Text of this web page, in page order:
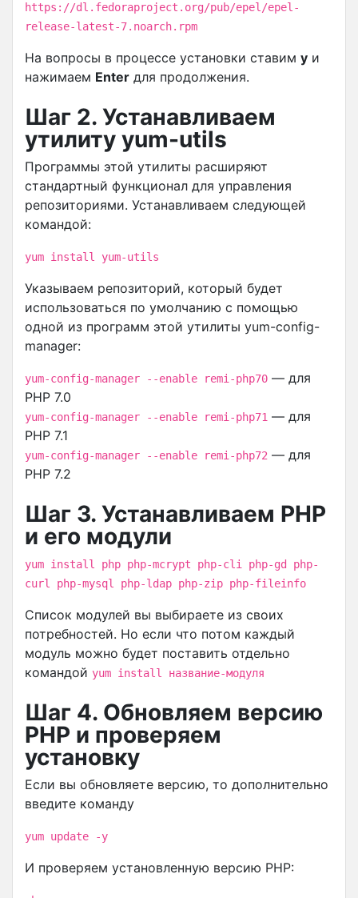
https://dl.fedoraproject.org/pub/epel/epel-
release-latest-7.noarch.rpm
На вопросы в процессе установки ставим y и
нажимаем Enter для продолжения.
Шаг 2. Устанавливаем
утилиту yum-utils
Программы этой утилиты расширяют
стандартный функционал для управления
репозиториями. Устанавливаем следующей
командой:
yum install yum-utils
Указываем репозиторий, который будет
использоваться по умолчанию с помощью
одной из программ этой утилиты yum-config-
manager:
yum-config-manager --enable remi-php70 — для
PHP 7.0
yum-config-manager --enable remi-php71 — для
PHP 7.1
yum-config-manager --enable remi-php72 — для
PHP 7.2
Шаг 3. Устанавливаем PHP
и его модули
yum install php php-mcrypt php-cli php-gd php-
curl php-mysql php-ldap php-zip php-fileinfo
Список модулей вы выбираете из своих
потребностей. Но если что потом каждый
модуль можно будет поставить отдельно
командой yum install название-модуля
Шаг 4. Обновляем версию
PHP и проверяем
установку
Если вы обновляете версию, то дополнительно
введите команду
yum update -y
И проверяем установленную версию PHP: